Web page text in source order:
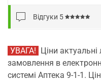
Відгуки 5
УВАГА! Ціни
замовлення в
системі Аптека 9-1-1.